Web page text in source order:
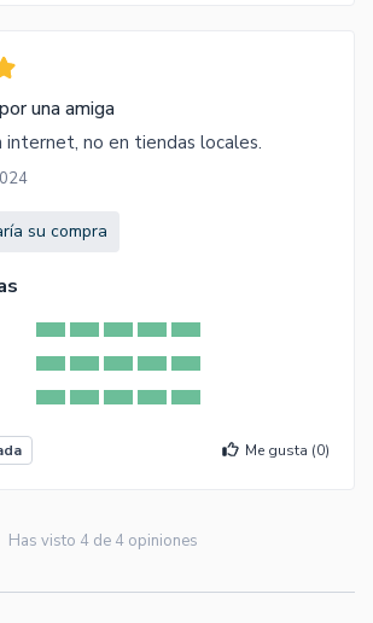
una amiga
internet, no en tiendas locales.
su compra
Me gusta (0)
Has visto 4de 4opiniones